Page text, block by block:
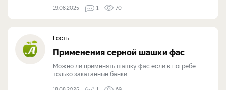
19.08.2025 1 70
Гость
Применения серной шашки фас
Можно ли применять шашку фас если в погребе
только закатанные банки